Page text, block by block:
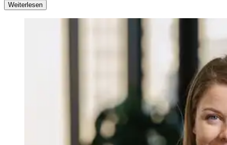
Weiterlesen